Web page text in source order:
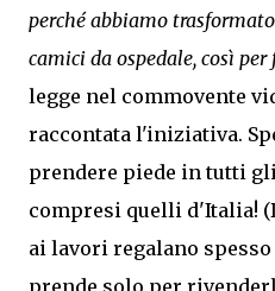
perché abbiamo
camici da ospedale, così
legge nel commovente
raccontata l'iniziativa.
prendere piede in tutti
compresi quelli d'Italia!
ai lavori regalano
prende solo per